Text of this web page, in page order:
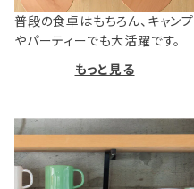
普段の食卓はもちろん、キャンプ
やパーティーでも大活躍です。
もっと見る